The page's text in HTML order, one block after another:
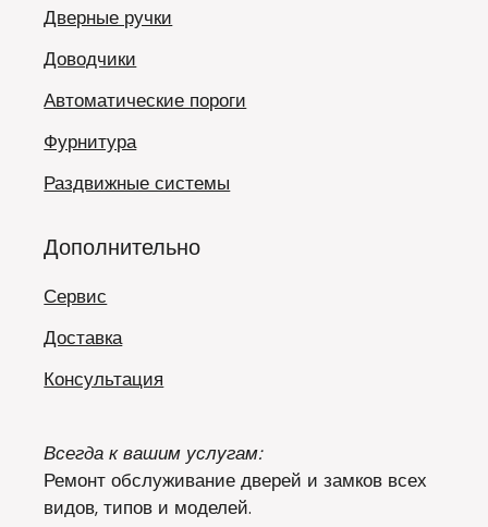
Дверные ручки
Доводчики
Автоматические пороги
Фурнитура
Раздвижные системы
Дополнительно
Сервис
Доставка
Консультация
Всегда к вашим услугам:
Ремонт обслуживание дверей и замков всех
видов, типов и моделей.